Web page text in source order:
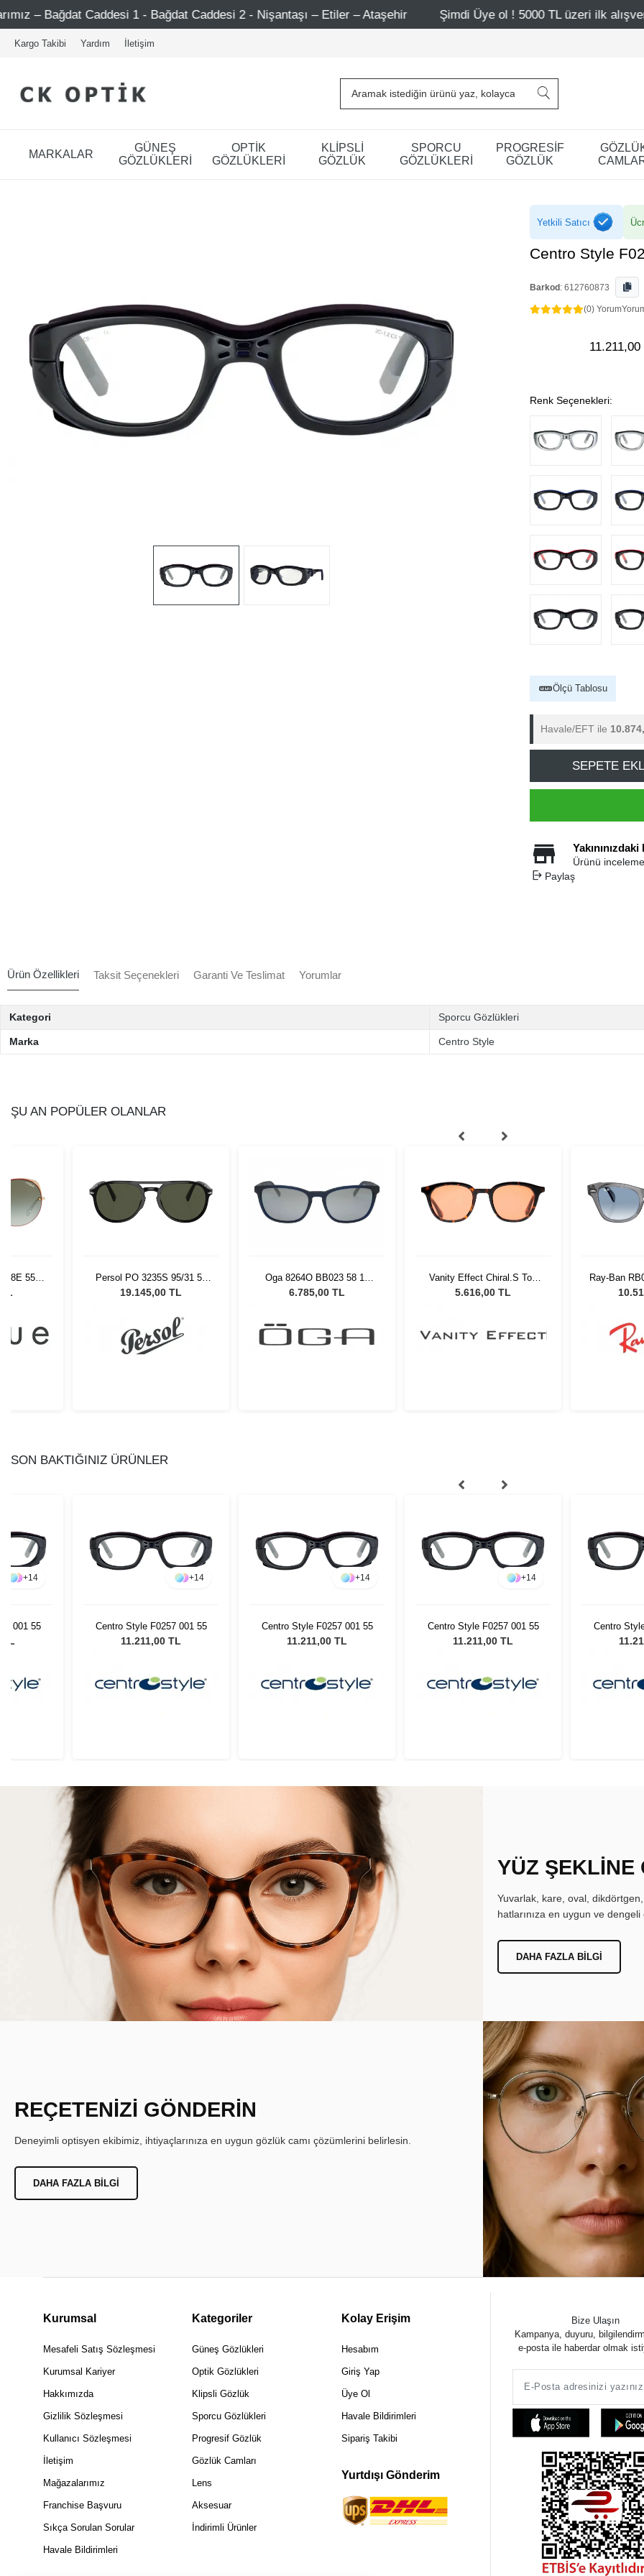
Caddesi 1 - Bağdat Caddesi 2 - Nişantaşı – Etiler – Ataşehir Şimdi Üye ol ! 5000 TL üzeri ilk alışverişinde 500 TL
Kargo Takibi Yardım İletişim
MARKALAR
GÜNEŞ
GÖZLÜKLERİ
OPTİK
GÖZLÜKLERİ
KLİPSLİ
GÖZLÜK
SPORCU
GÖZLÜKLERİ
PROGRESİF
GÖZLÜK
Yetkili Satıcı
Centro Style
Barkod : 612760873
(0) Yorum
11.211,00
Renk Seçenekleri:
Ölçü Tablosu
Havale/EFT ile
SEPETE
Ürünü
Paylaş
Ürün Özellikleri Taksit Seçenekleri Garanti Ve Teslimat Yorumlar
Kategori Sporcu Gözlükleri
Marka Centro Style
ŞU AN POPÜLER OLANLAR
8E 55
Persol PO 3235S 95/31 55
Unisex Güneş Gözlüğü
19.145,00 TL
Oga 8264O BB023 58 19
Unisex Güneş Gözlüğü
6.785,00 TL
Vanity Effect Chiral.S Tort
49 Unisex Güneş Gözlüğü
5.616,00 TL
Ray-Ban
Kadın
SON BAKTIĞINIZ ÜRÜNLER
+14
001 55
TL
+14
Centro Style F0257 001 55
11.211,00 TL
+14
Centro Style F0257 001 55
11.211,00 TL
+14
Centro Style F0257 001 55
11.211,00 TL
Centro
YÜZ ŞEKLİNE
Yuvarlak, kare, oval,
hatlarınıza en uygun ve
DAHA FAZLA BILGI
REÇETENİZİ GÖNDERİN
Deneyimli optisyen ekibimiz, ihtiyaçlarınıza en uygun gözlük camı çözümlerini belirlesin.
DAHA FAZLA BILGI
Kurumsal
Mesafeli Satış Sözleşmesi
Kurumsal Kariyer
Hakkımızda
Gizlilik Sözleşmesi
Kullanıcı Sözleşmesi
İletişim
Mağazalarımız
Franchise Başvuru
Sıkça Sorulan Sorular
Havale Bildirimleri
Kategoriler
Güneş Gözlükleri
Optik Gözlükleri
Klipsli Gözlük
Sporcu Gözlükleri
Progresif Gözlük
Gözlük Camları
Lens
Aksesuar
İndirimli Ürünler
Kolay Erişim
Hesabım
Giriş Yap
Üye Ol
Havale Bildirimleri
Sipariş Takibi
Yurtdışı Gönderim
Bize Ulaşın
Kampanya, duyuru,
e-posta ile haberdar olmak